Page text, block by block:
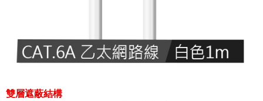
雙層遮蔽結構